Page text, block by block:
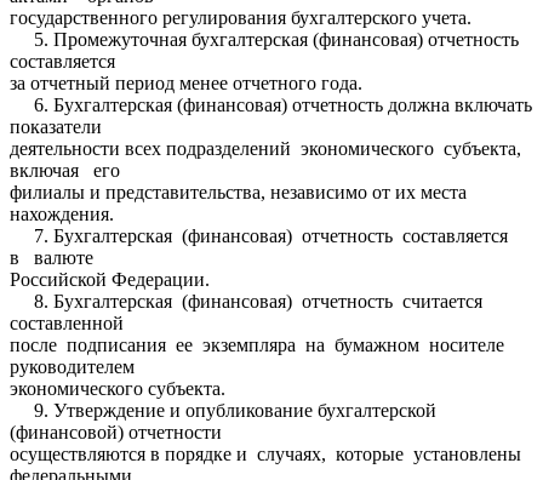
государственного регулирования бухгалтерского учета.
5. Промежуточная бухгалтерская (финансовая) отчетность
составляется
за отчетный период менее отчетного года.
6. Бухгалтерская (финансовая) отчетность должна включать
показатели
деятельности всех подразделений экономического субъекта,
включая его
филиалы и представительства, независимо от их места
нахождения.
7. Бухгалтерская (финансовая) отчетность составляется
в валюте
Российской Федерации.
8. Бухгалтерская (финансовая) отчетность считается
составленной
после подписания ее экземпляра на бумажном носителе
руководителем
экономического субъекта.
9. Утверждение и опубликование бухгалтерской
(финансовой) отчетности
осуществляются в порядке и случаях, которые установлены
федеральными